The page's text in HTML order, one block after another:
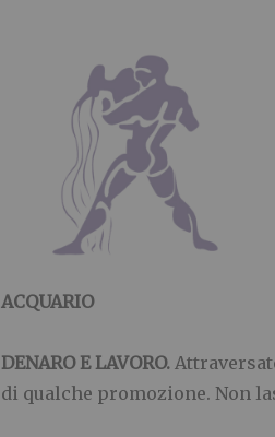
ACQUARIO
DENARO E LAVORO.
di qualche promozione. Non